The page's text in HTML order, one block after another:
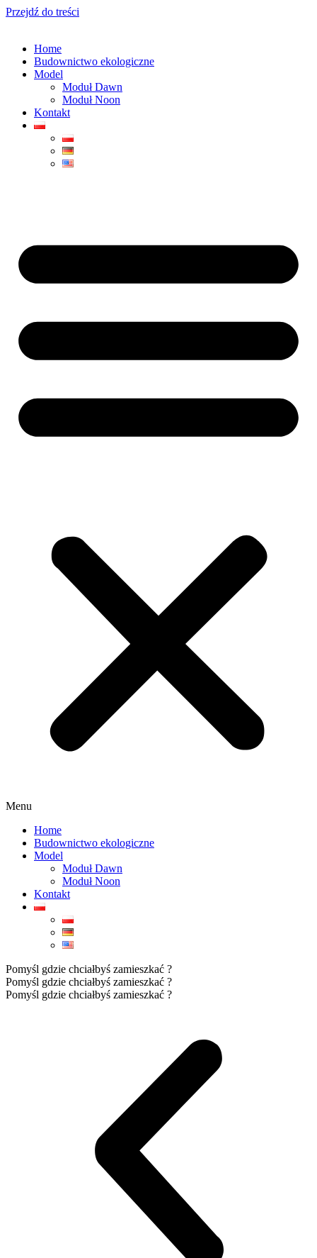
Przejdź do treści
Home
Budownictwo ekologiczne
Model
Moduł Dawn
Moduł Noon
Kontakt
Menu
Home
Budownictwo ekologiczne
Model
Moduł Dawn
Moduł Noon
Kontakt
Pomyśl gdzie chciałbyś zamieszkać ?
Pomyśl gdzie chciałbyś zamieszkać ?
Pomyśl gdzie chciałbyś zamieszkać ?